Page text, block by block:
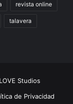
revista online
talavera
LOVE Studios
de Privacidad